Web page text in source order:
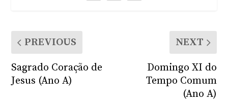
PREVIOUS
Sagrado Coração de
Jesus (Ano A)
NEXT
Domingo XI do
Tempo Comum
(Ano A)